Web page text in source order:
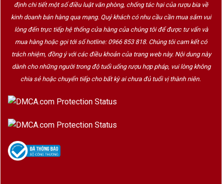
định chi tiết một số điều luật văn phòng, chống tác hại của rượu bia về
kinh doanh bán hàng qua mạng. Quý khách có nhu cầu cần mua sắm vui
lòng đến trực tiếp hệ thống cửa hàng của chúng tôi để được tư vấn và
mua hàng hoặc gọi tới số hotline: 0966 853 818. Chúng tôi cam kết có
trách nhiệm, đồng ý với các điều khoản của trang web này. Nội dung này
dành cho những người trong độ tuổi uống rượu hợp pháp, vui lòng không
chia sẻ hoặc chuyển tiếp cho bất kỳ ai chưa đủ tuổi vị thành niên.